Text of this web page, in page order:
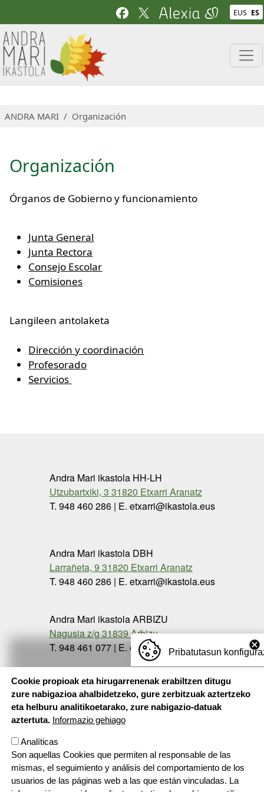
Pasar al contenido principal EUS ES
ANDRA MARI Organización
Organización
Órganos de Gobierno y funcionamiento
Junta General
Junta Rectora
Consejo Escolar
Comisiones
Langileen antolaketa
Dirección y coordinación
Profesorado
Servicios
Andra Mari ikastola HH-LH
Utzubartxiki, 3 31820 Etxarri Aranatz
T. 948 460 286 | E. etxarri@ikastola.eus
Andra Mari ikastola DBH
Larrañeta, 9 31820 Etxarri Aranatz
T. 948 460 286 | E. etxarri@ikastola.eus
Andra Mari ikastola ARBIZU
Nagusia z/g 31839 Arbizu
T. 948 461 077 | E. etxarri@ikastola.eus
Pribatutasun
Cookie propioak eta hirugarrenenak erabiltzen ditugu
zure nabigazioa ahalbidetzeko, gure zerbitzuak aztertzeko
eta helburu analitikoetarako, zure nabigazio-datuak
aztertuta. Informazio gehiago
Analíticas
Son aquellas Cookies que permiten al responsable de las
mismas, el seguimiento y análisis del comportamiento de los
usuarios de las páginas web a las que están vinculadas. La